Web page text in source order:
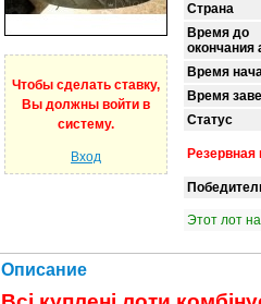
Чтобы сделать ставку,
Вы должны войти в
систему.
Вход
Страна
Время до
окончания
Время
Время
Статус
Резервная
Этот лот
Описание